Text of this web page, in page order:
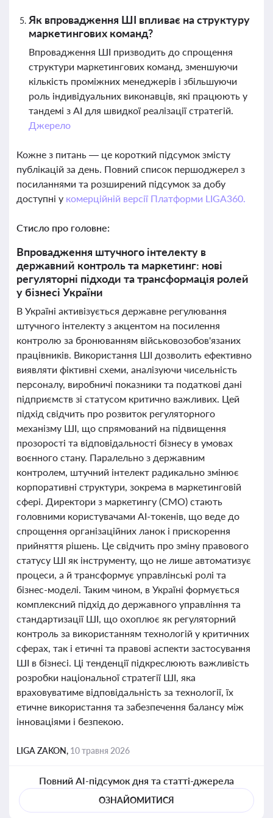
Як впровадження ШІ впливає на структуру
маркетингових команд?
Впровадження ШІ призводить до спрощення
структури маркетингових команд, зменшуючи
кількість проміжних менеджерів і збільшуючи
роль індивідуальних виконавців, які працюють у
тандемі з AI для швидкої реалізації стратегій.
Джерело
Кожне з питань — це короткий підсумок змісту
публікацій за день. Повний список першоджерел з
посиланнями та розширений підсумок за добу
доступні у комерційній версії Платформи LIGA360.
Стисло про головне:
Впровадження штучного інтелекту в
державний контроль та маркетинг: нові
регуляторні підходи та трансформація ролей
у бізнесі України
В Україні активізується державне регулювання
штучного інтелекту з акцентом на посилення
контролю за бронюванням військовозобов'язаних
працівників. Використання ШІ дозволить ефективно
виявляти фіктивні схеми, аналізуючи чисельність
персоналу, виробничі показники та податкові дані
підприємств зі статусом критично важливих. Цей
підхід свідчить про розвиток регуляторного
механізму ШІ, що спрямований на підвищення
прозорості та відповідальності бізнесу в умовах
воєнного стану. Паралельно з державним
контролем, штучний інтелект радикально змінює
корпоративні структури, зокрема в маркетинговій
сфері. Директори з маркетингу (CMO) стають
головними користувачами AI-токенів, що веде до
спрощення організаційних ланок і прискорення
прийняття рішень. Це свідчить про зміну правового
статусу ШІ як інструменту, що не лише автоматизує
процеси, а й трансформує управлінські ролі та
бізнес-моделі. Таким чином, в Україні формується
комплексний підхід до державного управління та
стандартизації ШІ, що охоплює як регуляторний
контроль за використанням технологій у критичних
сферах, так і етичні та правові аспекти застосування
ШІ в бізнесі. Ці тенденції підкреслюють важливість
розробки національної стратегії ШІ, яка
враховуватиме відповідальність за технології, їх
етичне використання та забезпечення балансу між
інноваціями і безпекою.
LIGA ZAKON, 10 травня 2026
Повний AI-підсумок дня та статті-джерела
ОЗНАЙОМИТИСЯ